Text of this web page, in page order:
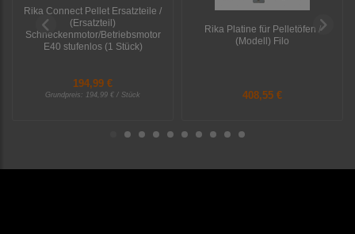
Rika Connect Pellet Ersatzteile /
(Ersatzteil)
Schneckenmotor/Betriebsmotor
E40 stufenlos (1 Stück)
194,99 €
Grundpreis: 194,99 € / Stück
Rika Platine für Pelletöfen /
(Modell) Filo
408,55 €